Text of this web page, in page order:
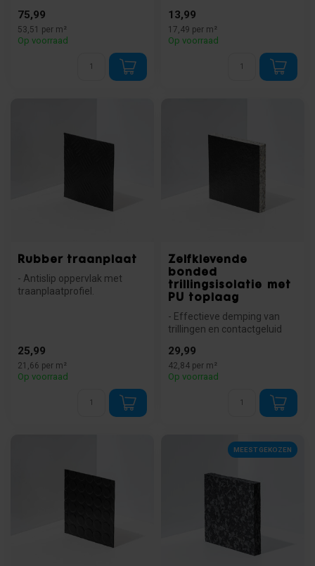
kunst...
75,99
53,51 per m²
Op voorraad
13,99
17,49 per m²
Op voorraad
Rubber traanplaat
- Antislip oppervlak met
traanplaatprofiel.
25,99
21,66 per m²
Op voorraad
Zelfklevende
bonded
trillingsisolatie met
PU toplaag
- Effectieve demping van
trillingen en contactgeluid
29,99
42,84 per m²
Op voorraad
MEEST GEKOZEN